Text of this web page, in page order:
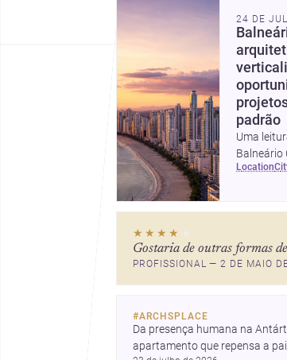
24 DE
padrão
Uma
Balneário
Santa
locais.
location
★★★★ ★
Gostaria de outras formas
PROFISSIONAL — 2 DE MAIO
#ARCHSPLACE
Da presença humana na
apartamento que repensa a